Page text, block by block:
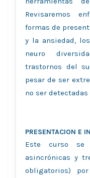
Revisaremos
formas de
y la ansiedad,
neuro
trastornos del
pesar de ser
no ser
PRESENTACION E
Este curso se
asincrónicas y
obligatorios)